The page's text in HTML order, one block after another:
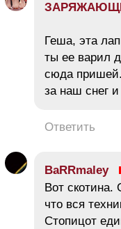
Геша, эта
ты ее варил
сюда
за наш снег
Ответить
BaRRmaley
Вот скотина.
что вся
Стопицот